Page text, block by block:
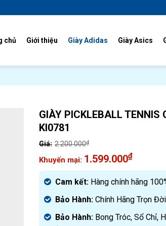
chủ Giới thiệu Giày Adidas Giày Asics
GIÀY PICKLEBALL TENNIS
KI0781
2.200.000₫
Giá
gốc
là:
2.200.000₫.
1.599.000₫
Giá
hiện
tại
là:
1.599.000₫.
Cam kết: Hàng chính hãng
Bảo Hành: Chính Hãng Trọn
Bảo Hành: Bong Tróc, Sổ Chỉ,